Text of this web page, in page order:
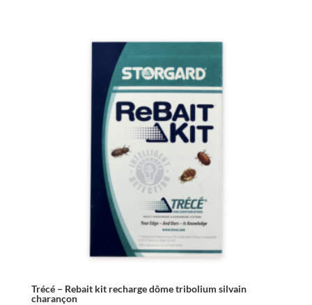
Trécé – Rebait kit recharge dôme tribolium silvain
charançon